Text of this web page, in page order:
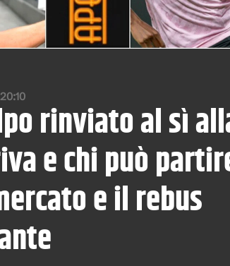
rinviato al sì
e chi può
e il rebus